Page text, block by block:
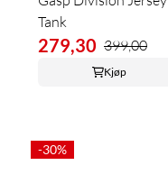
Tank
279,30 399,00
Kjøp
-30%